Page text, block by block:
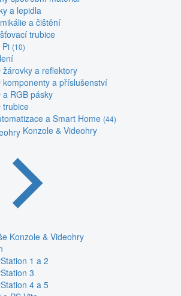
a lepidla
a čištění
trubice
Pi (10)
žárovky a reflektory
komponenty a příslušenství
a RGB pásky
trubice
a Smart Home (44)
Konzole & Videohry
Konzole & Videohry
1 a 2
3
4 a 5